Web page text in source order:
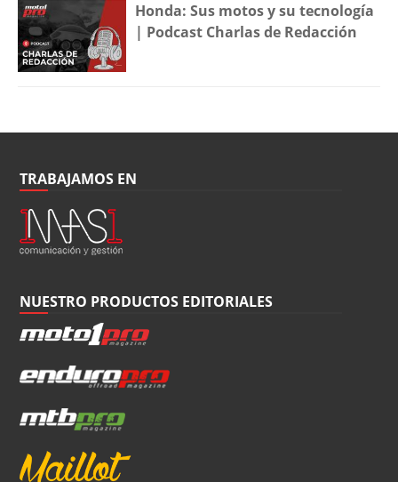
Honda: Sus motos y su tecnología
| Podcast Charlas de Redacción
TRABAJAMOS EN
NUESTRO PRODUCTOS EDITORIALES